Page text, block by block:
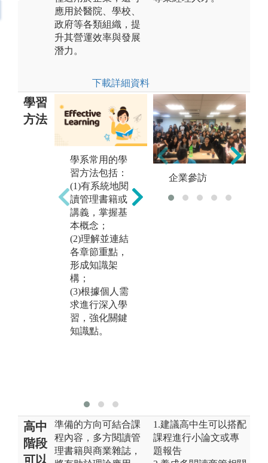
應用於醫院、學校、
政府等各類組織，提
升其營運效率與發展
潛力。
下載詳細資料
學習
方法
學系常用的學
習方法包括：
(1)有系統地閱
讀管理書籍或
講義，掌握基
本概念；
(2)理解並連結
各章節重點，
形成知識架
構；
(3)根據個人需
求進行深入學
習，強化關鍵
知識點。
參與討論：利
用個案教學、
析、專家協同
企業參訪
高中
階段
可以
準備的方向可結合課
程內容，多方閱讀管
理書籍與商業雜誌，
1.建議高中生可以搭配
課程進行小論文或專
題報告